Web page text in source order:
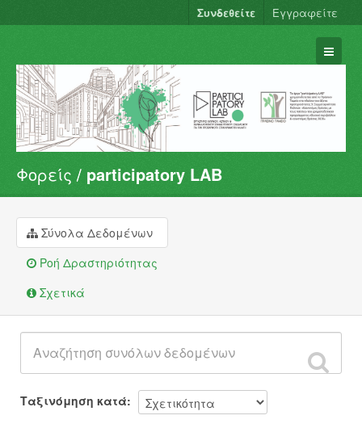
Συνδεθείτε Εγγραφείτε
Σύνολα Δεδομένων
Φορείς
Ομάδες
Σχετικά
Φορείς participatory LAB
Σύνολα Δεδομένων
Ροή Δραστηριότητας
Σχετικά
Ταξινόμηση κατά